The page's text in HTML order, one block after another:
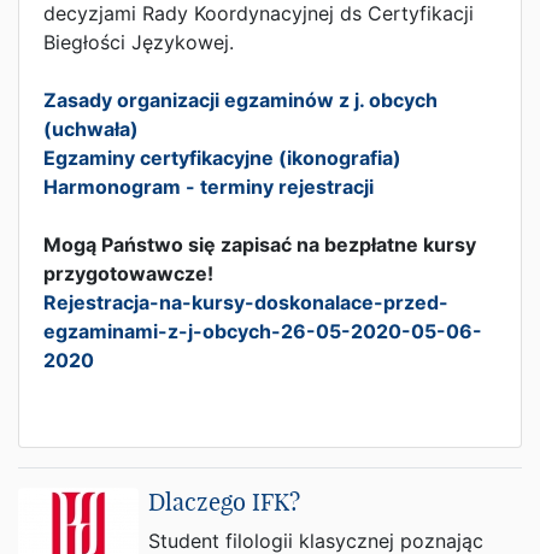
decyzjami Rady Koordynacyjnej ds Certyfikacji
Biegłości Językowej.
Zasady organizacji egzaminów z j. obcych
(uchwała)
Egzaminy certyfikacyjne (ikonografia)
Harmonogram - terminy rejestracji
Mogą Państwo się zapisać na bezpłatne kursy
przygotowawcze!
Rejestracja-na-kursy-doskonalace-przed-
egzaminami-z-j-obcych-26-05-2020-05-06-
2020
Dlaczego IFK?
Student filologii klasycznej poznając